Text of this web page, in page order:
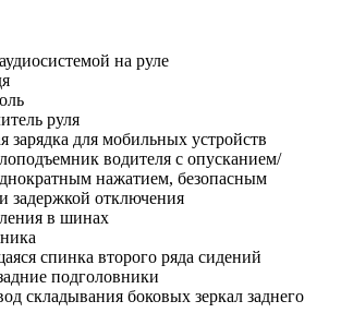
на руле
руля
зарядка для мобильных устройств
водителя с опусканием/
нажатием, безопасным
задержкой отключения
в шинах
спинка второго ряда сидений
подголовники
складывания боковых зеркал заднего